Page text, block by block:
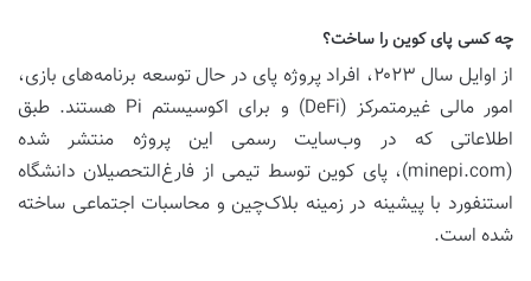
چه کسی پای کوین را ساخت؟
از اوایل سال ۲۰۲۳، افراد پروژه پای در حال توسعه برنامه‌های بازی،
امور مالی غیرمتمرکز (DeFi) و برای اکوسیستم Pi هستند. طبق
اطلاعاتی که در وب‌سایت رسمی این پروژه منتشر شده
(minepi.com)، پای کوین توسط تیمی از فارغ‌التحصیلان دانشگاه
استنفورد با پیشینه در زمینه بلاک‌چین و محاسبات اجتماعی ساخته
شده است.